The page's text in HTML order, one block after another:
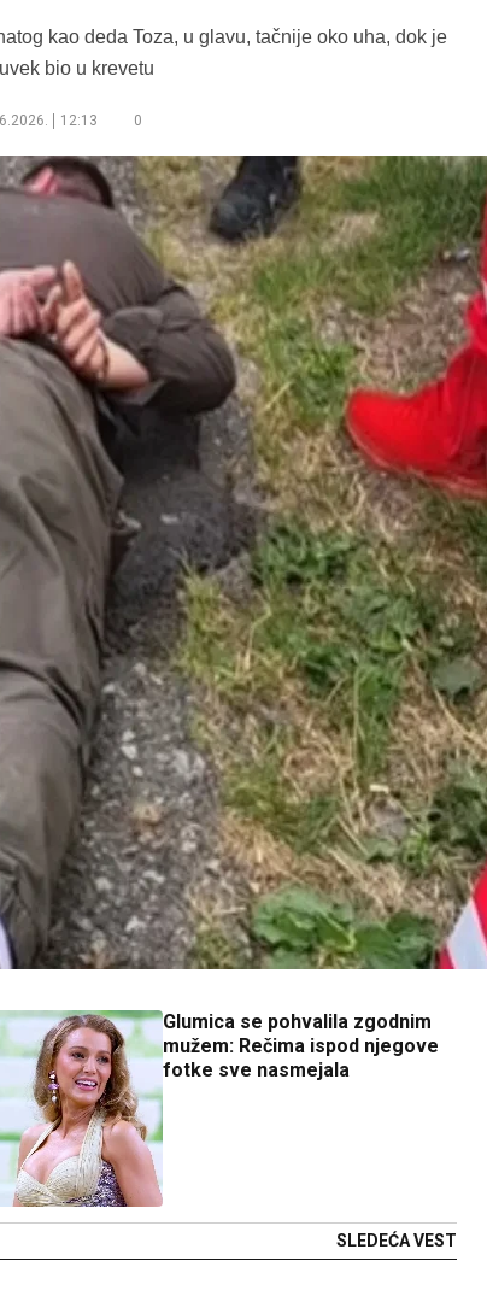
kao deda Toza, u glavu, tačnije oko uha, dok je
bio u krevetu
12:13 0
Glumica se pohvalila zgodnim
mužem: Rečima ispod njegove
fotke sve nasmejala
SLEDEĆA VEST